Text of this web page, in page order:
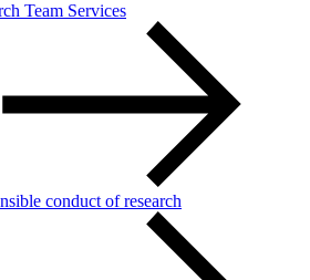
Team Services
conduct of research